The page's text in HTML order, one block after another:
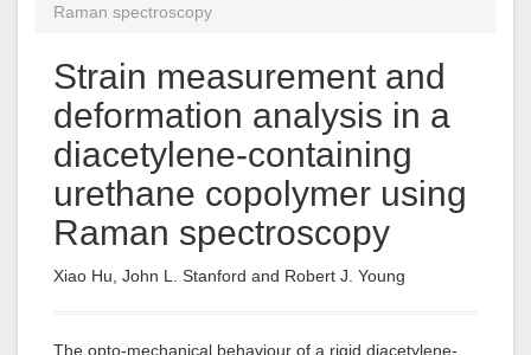
Raman spectroscopy
Strain measurement and
deformation analysis in a
diacetylene-containing
urethane copolymer using
Raman spectroscopy
Xiao Hu, John L. Stanford and Robert J. Young
The opto-mechanical behaviour of a rigid diacetylene-